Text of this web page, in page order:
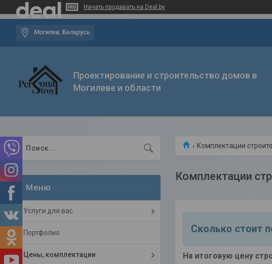
Начать продавать на Deal.by
Могилев, Беларусь
Проектирование и строительство домов в
Могилеве и области
Комплектации
Комплектации
Сколько стоит
На итоговую цену
Услуги для вас
Портфолио
Цены, комплектации